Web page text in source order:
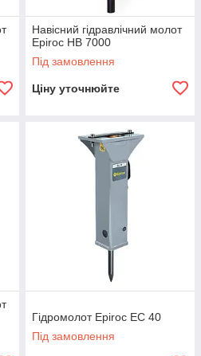
Навісний гідравлічний молот
Epiroc HB 7000
Під замовлення
Ціну уточнюйте
Гідромолот Epiroc EC 40
Під замовлення